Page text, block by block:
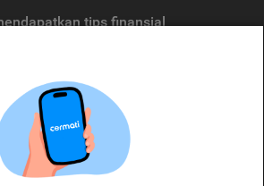
tips finansial
agregasi jasa keuangan yang terdaftar di
dan/atau layanan jasa keuangan yang
produk dan/atau layanan jasa keuangan yang
Cermati tidak bertanggung jawab atas tuntutan